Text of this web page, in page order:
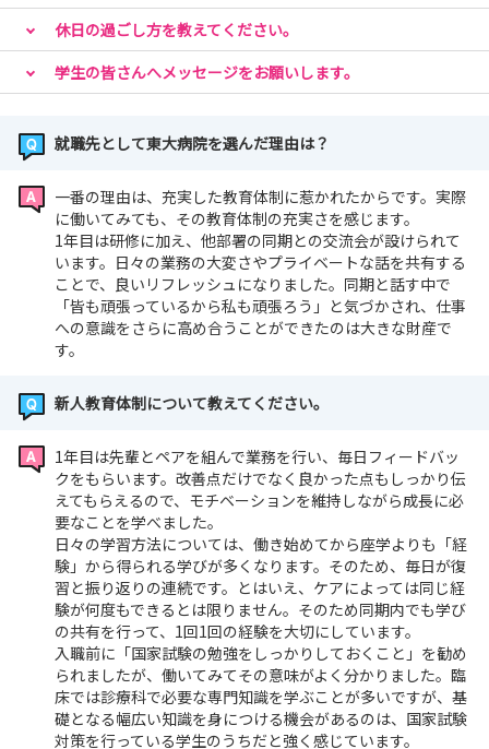
休日の過ごし方を教えてください。
学生の皆さんへメッセージをお願いします。
就職先として東大病院を選んだ理由は？
一番の理由は、充実した教育体制に惹かれたからです。実際
に働いてみても、その教育体制の充実さを感じます。
1年目は研修に加え、他部署の同期との交流会が設けられて
います。日々の業務の大変さやプライベートな話を共有する
ことで、良いリフレッシュになりました。同期と話す中で
「皆も頑張っているから私も頑張ろう」と気づかされ、仕事
への意識をさらに高め合うことができたのは大きな財産で
す。
新人教育体制について教えてください。
1年目は先輩とペアを組んで業務を行い、毎日フィードバッ
クをもらいます。改善点だけでなく良かった点もしっかり伝
えてもらえるので、モチベーションを維持しながら成長に必
要なことを学べました。
日々の学習方法については、働き始めてから座学よりも「経
験」から得られる学びが多くなります。そのため、毎日が復
習と振り返りの連続です。とはいえ、ケアによっては同じ経
験が何度もできるとは限りません。そのため同期内でも学び
の共有を行って、1回1回の経験を大切にしています。
入職前に「国家試験の勉強をしっかりしておくこと」を勧め
られましたが、働いてみてその意味がよく分かりました。臨
床では診療科で必要な専門知識を学ぶことが多いですが、基
礎となる幅広い知識を身につける機会があるのは、国家試験
対策を行っている学生のうちだと強く感じています。